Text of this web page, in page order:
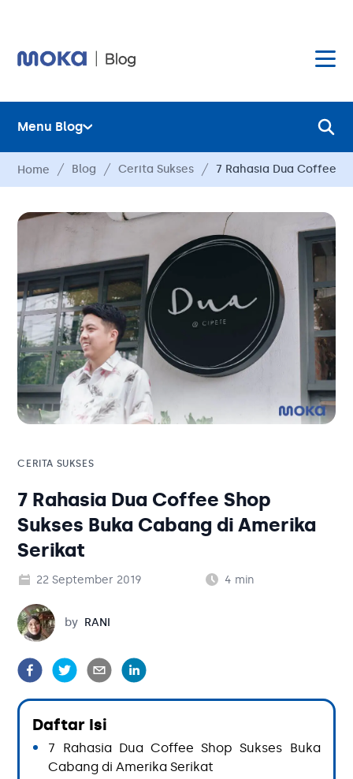
Layanan
Hardware
Harga
Hubungi Kami
Blog
Solusi Bisnis
Tambahan
Menu Blog
Layanan
Hardware
Harga
Hubungi Kami
Blog
Solusi Bisnis
Tambahan
Kategori Blog
Home Blog Cerita Sukses 7 Rahasia Dua Coffee
CERITA SUKSES
7 Rahasia Dua Coffee Shop
Sukses Buka Cabang di Amerika
Serikat
22 September 2019 4 min
Rani
by RANI
Daftar Isi
7 Rahasia Dua Coffee Shop Sukses Buka
Cabang di Amerika Serikat